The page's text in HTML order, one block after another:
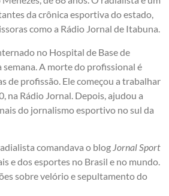
da crônica esportiva do estado,
como a Rádio Jornal de Itabuna.
no Hospital de Base de
A morte do profissional é
de profissão. Ele começou a trabalhar
na Rádio Jornal. Depois, ajudou a
do jornalismo esportivo no sul da
comandava o blog Jornal Sport
e dos esportes no Brasil e no mundo.
sobre velório e sepultamento do